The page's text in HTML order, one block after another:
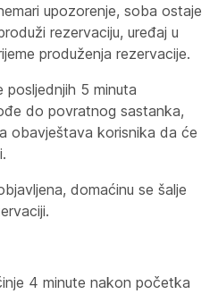
upozorenje, soba ostaje
rezervaciju, uređaj u
produženja rezervacije.
posljednjih 5 minuta
do povratnog sastanka,
obavještava korisnika da će
domaćinu se šalje
4 minute nakon početka